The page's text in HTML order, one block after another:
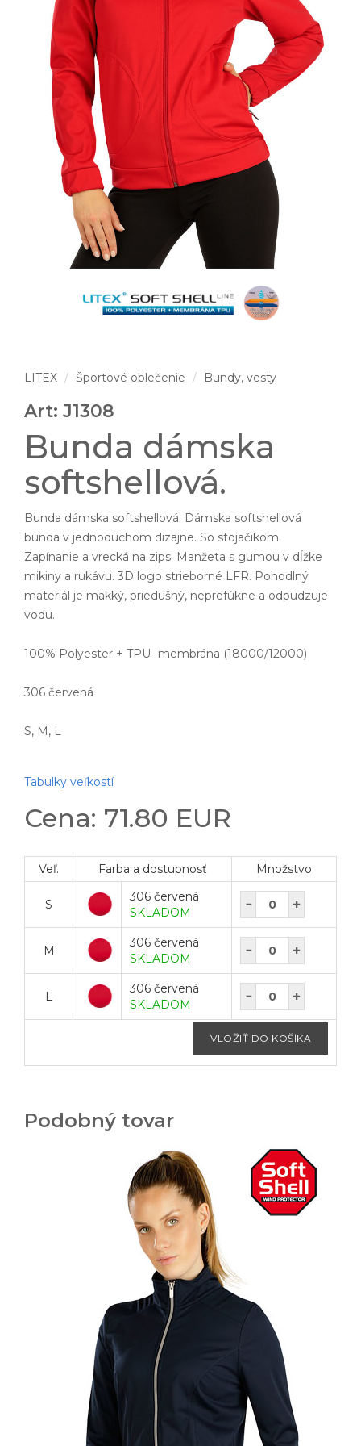
LITEX Športové oblečenie Bundy, vesty
Art: J1308
Bunda dámska
softshellová.
Bunda dámska softshellová. Dámska softshellová
bunda v jednoduchom dizajne. So stojačikom.
Zapínanie a vrecká na zips. Manžeta s gumou v dĺžke
mikiny a rukávu. 3D logo strieborné LFR. Pohodlný
materiál je mäkký, priedušný, neprefúkne a odpudzuje
vodu.
100% Polyester + TPU- membrána (18000/12000)
306 červená
S, M, L
Tabulky veľkostí
Cena: 71.80 EUR
Veľ. Farba a dostupnosť Množstvo
S
306 červená
SKLADOM
M
306 červená
SKLADOM
L
306 červená
SKLADOM
Podobný tovar